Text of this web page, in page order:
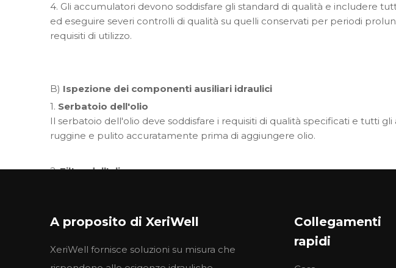
4. Gli accumulatori devono soddisfare gli standard di qualità e includere
ed eseguire severi controlli di qualità su quelli conservati per periodi
requisiti di utilizzo.
B) Ispezione dei componenti ausiliari idraulici
1. Serbatoio dell'olio
Il serbatoio dell'olio deve soddisfare i requisiti di qualità specificati e tutti
ruggine e pulito accuratamente prima di aggiungere olio.
2.Filtro dell'olio
La qualità della superficie di tutte le guarnizioni deve soddisfare gli
guarnizioni con difetti o conservate oltre il periodo consigliato.
A proposito di XeriWell
XeriWell fornisce soluzioni su misura che
Collegamenti
rapidi